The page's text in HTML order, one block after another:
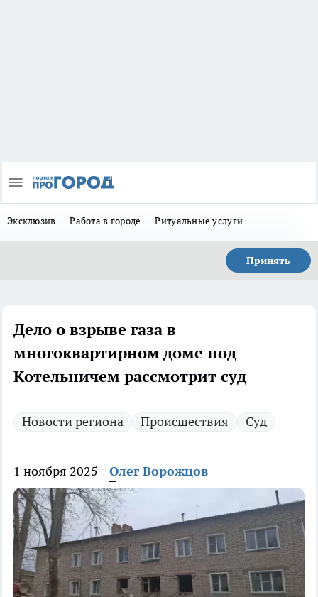
Эксклюзив Работа в городе Ритуальные услуги
Принять
Дело о взрыве газа в
многоквартирном доме под
Котельничем рассмотрит суд
Новости региона Происшествия Суд
1 ноября 2025 Олег Ворожцов